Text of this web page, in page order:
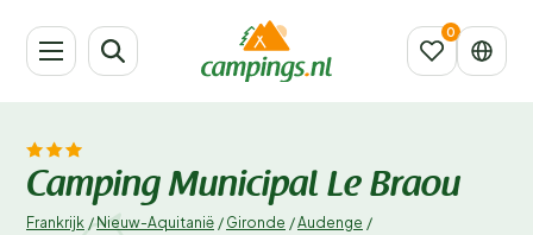
Camping Municipal Le Braou
Frankrijk / Nieuw-Aquitanië / Gironde /Audenge /